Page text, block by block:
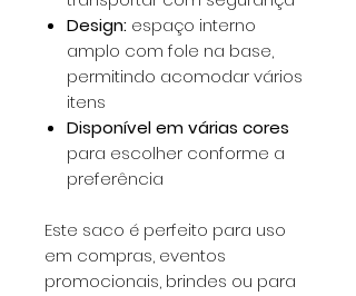
Design: espaço interno
amplo com fole na base,
permitindo acomodar vários
itens
Disponível em várias cores
para escolher conforme a
preferência
Este saco é perfeito para uso
em compras, eventos
promocionais, brindes ou para